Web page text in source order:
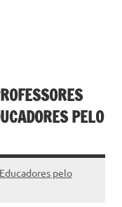
PELO
pelo